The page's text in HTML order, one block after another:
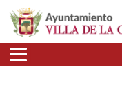
Pasar al contenido principal